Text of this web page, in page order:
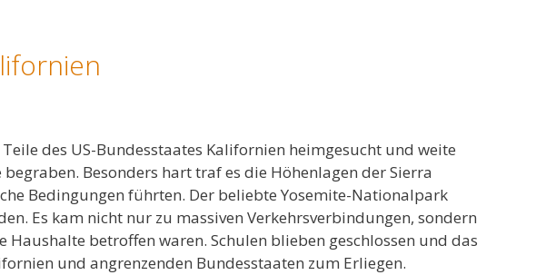
des US-Bundesstaates Kalifornien heimgesucht und weite
Besonders hart traf es die Höhenlagen der Sierra
Bedingungen führten. Der beliebte Yosemite-Nationalpark
Es kam nicht nur zu massiven Verkehrsverbindungen, sondern
betroffen waren. Schulen blieben geschlossen und das
und angrenzenden Bundesstaaten zum Erliegen.